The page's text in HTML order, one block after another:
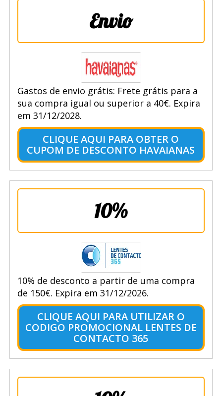
Envio
Gastos de envio grátis: Frete grátis para a
sua compra igual ou superior a 40€. Expira
em 31/12/2028.
CLIQUE AQUI PARA OBTER O
CUPOM DE DESCONTO HAVAIANAS
10%
10% de desconto a partir de uma compra
de 150€. Expira em 31/12/2026.
CLIQUE AQUI PARA UTILIZAR O
CODIGO PROMOCIONAL LENTES DE
CONTACTO 365